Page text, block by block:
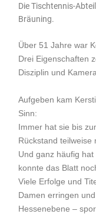
Die Tischtennis-
Bräuning.
Über 51 Jahre war
Drei Eigenschaften
Disziplin und
Aufgeben kam
Sinn:
Immer hat sie bis
Rückstand teilweise
Und ganz häufig
konnte das Blatt
Viele Erfolge und
Damen erringen
Hessenebene –